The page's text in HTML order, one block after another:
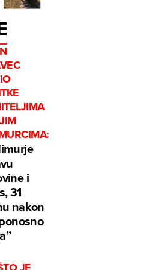
i
31
nakon